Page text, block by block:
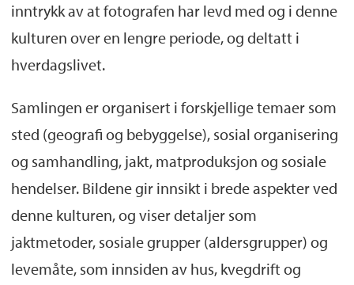
inntrykk av at fotografen har levd med og i denne
kulturen over en lengre periode, og deltatt i
hverdagslivet.
Samlingen er organisert i forskjellige temaer som
sted (geografi og bebyggelse), sosial organisering
og samhandling, jakt, matproduksjon og sosiale
hendelser. Bildene gir innsikt i brede aspekter ved
denne kulturen, og viser detaljer som
jaktmetoder, sosiale grupper (aldersgrupper) og
levemåte, som innsiden av hus, kvegdrift og